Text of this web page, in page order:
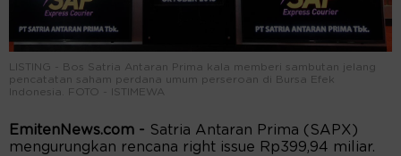
LISTING - Bos Satria Antaran Prima kala memberi sambutan jelang
pencatatan saham perdana umum perseroan di Bursa Efek
Indonesia. FOTO - ISTIMEWA
EmitenNews.com - Satria Antaran Prima (SAPX)
mengurungkan rencana right issue Rp399,94 miliar.